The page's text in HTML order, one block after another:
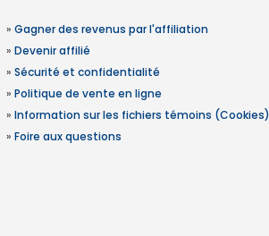
» Gagner des revenus par l'affiliation
» Devenir affilié
» Sécurité et confidentialité
» Politique de vente en ligne
» Information sur les fichiers témoins (Cookies)
» Foire aux questions